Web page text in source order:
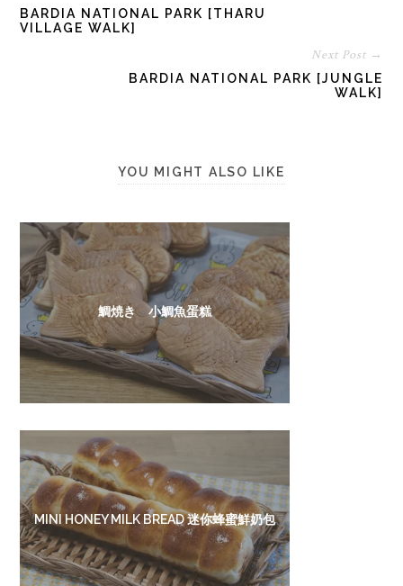
BARDIA NATIONAL PARK [THARU
VILLAGE WALK]
Next Post →
BARDIA NATIONAL PARK [JUNGLE
WALK]
YOU MIGHT ALSO LIKE
鯛焼き 小鯛魚蛋糕
MINI HONEY MILK BREAD 迷你蜂蜜鮮奶包